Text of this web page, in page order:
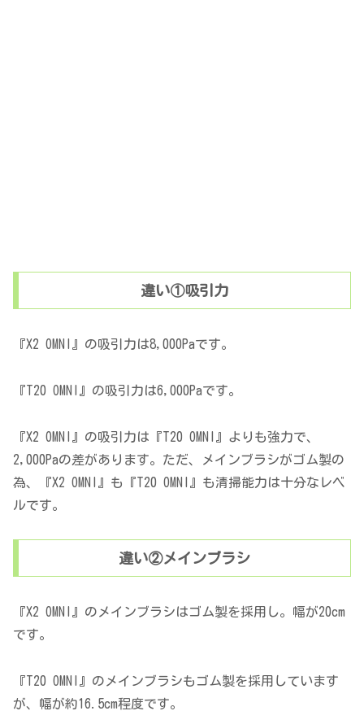
違い①吸引力
『X2 OMNI』の吸引力は8,000Paです。
『T20 OMNI』の吸引力は6,000Paです。
『X2 OMNI』の吸引力は『T20 OMNI』よりも強力で、
2,000Paの差があります。ただ、メインブラシがゴム製の
為、『X2 OMNI』も『T20 OMNI』も清掃能力は十分なレベ
ルです。
違い②メインブラシ
『X2 OMNI』のメインブラシはゴム製を採用し。幅が20cm
です。
『T20 OMNI』のメインブラシもゴム製を採用しています
が、幅が約16.5cm程度です。